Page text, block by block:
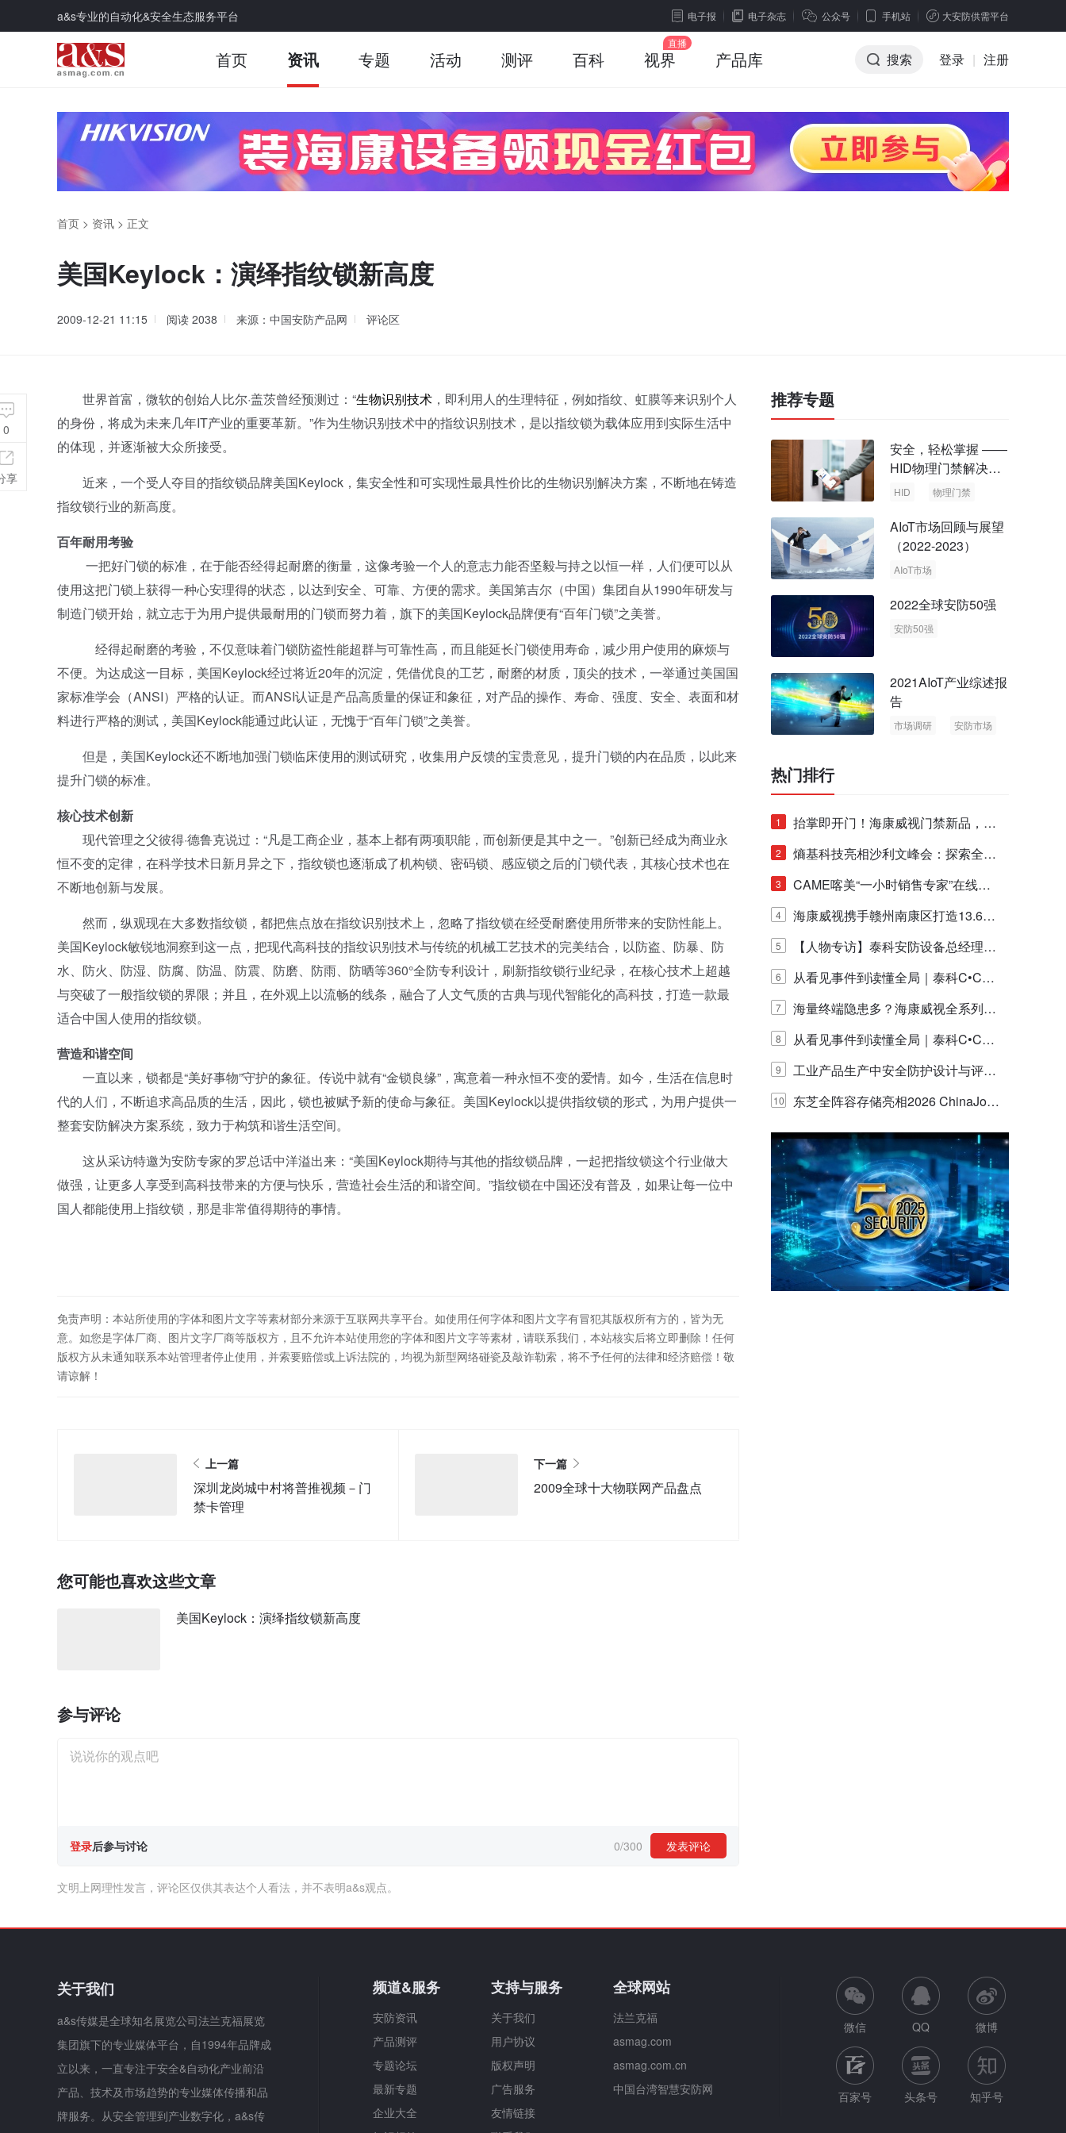
a&s专业的自动化&安全生态服务平台 电子报 电子杂志 公众号 手机站 大安防供需平台
首页 资讯 专题 活动 测评 百科 视界 产品库 搜索 登录 | 注册
首页 > 资讯 > 正文
美国Keylock：演绎指纹锁新高度
2009-12-21 11:15 阅读 2038 来源：中国安防产品网 评论区
世界首富，微软的创始人比尔·盖茨曾经预测过：“生物识别技术 ，即利用人的生理特征，例如指纹、虹膜等来识别个人
的身份，将成为未来几年IT产业的重要革新。”作为生物识别技术中的指纹识别技术，是以指纹锁为载体应用到实际生活中
的体现，并逐渐被大众所接受。
近来，一个受人夺目的指纹锁品牌美国Keylock，集安全性和可实现性最具性价比的生物识别解决方案，不断地在铸造
指纹锁行业的新高度。
百年耐用考验
一把好门锁的标准，在于能否经得起耐磨的衡量，这像考验一个人的意志力能否坚毅与持之以恒一样，人们便可以从
使用这把门锁上获得一种心安理得的状态，以达到安全、可靠、方便的需求。美国第吉尔（中国）集团自从1990年研发与
制造门锁开始，就立志于为用户提供最耐用的门锁而努力着，旗下的美国Keylock品牌便有“百年门锁”之美誉。
经得起耐磨的考验，不仅意味着门锁防盗性能超群与可靠性高，而且能延长门锁使用寿命，减少用户使用的麻烦与
不便。为达成这一目标，美国Keylock经过将近20年的沉淀，凭借优良的工艺，耐磨的材质，顶尖的技术，一举通过美国国
家标准学会（ANSI）严格的认证。而ANSI认证是产品高质量的保证和象征，对产品的操作、寿命、强度、安全、表面和材
料进行严格的测试，美国Keylock能通过此认证，无愧于“百年门锁”之美誉。
但是，美国Keylock还不断地加强门锁临床使用的测试研究，收集用户反馈的宝贵意见，提升门锁的内在品质，以此来
提升门锁的标准。
核心技术创新
现代管理之父彼得·德鲁克说过：“凡是工商企业，基本上都有两项职能，而创新便是其中之一。”创新已经成为商业永
恒不变的定律，在科学技术日新月异之下，指纹锁也逐渐成了机构锁、密码锁、感应锁之后的门锁代表，其核心技术也在
不断地创新与发展。
然而，纵观现在大多数指纹锁，都把焦点放在指纹识别技术上，忽略了指纹锁在经受耐磨使用所带来的安防性能上。
美国Keylock敏锐地洞察到这一点，把现代高科技的指纹识别技术与传统的机械工艺技术的完美结合，以防盗、防暴、防
水、防火、防湿、防腐、防温、防震、防磨、防雨、防晒等360°全防专利设计，刷新指纹锁行业纪录，在核心技术上超越
与突破了一般指纹锁的界限；并且，在外观上以流畅的线条，融合了人文气质的古典与现代智能化的高科技，打造一款最
适合中国人使用的指纹锁。
营造和谐空间
一直以来，锁都是“美好事物”守护的象征。传说中就有“金锁良缘”，寓意着一种永恒不变的爱情。如今，生活在信息时
代的人们，不断追求高品质的生活，因此，锁也被赋予新的使命与象征。美国Keylock以提供指纹锁的形式，为用户提供一
整套安防解决方案系统，致力于构筑和谐生活空间。
这从采访特邀为安防专家的罗总话中洋溢出来：“美国Keylock期待与其他的指纹锁品牌，一起把指纹锁这个行业做大
做强，让更多人享受到高科技带来的方便与快乐，营造社会生活的和谐空间。”指纹锁在中国还没有普及，如果让每一位中
国人都能使用上指纹锁，那是非常值得期待的事情。
免责声明：本站所使用的字体和图片文字等素材部分来源于互联网共享平台。如使用任何字体和图片文字有冒犯其版权所有方的，皆为无
意。如您是字体厂商、图片文字厂商等版权方，且不允许本站使用您的字体和图片文字等素材，请联系我们，本站核实后将立即删除！任何
版权方从未通知联系本站管理者停止使用，并索要赔偿或上诉法院的，均视为新型网络碰瓷及敲诈勒索，将不予任何的法律和经济赔偿！敬
请谅解！
上一篇
深圳龙岗城中村将普推视频－门
禁卡管理
下一篇
2009全球十大物联网产品盘点
您可能也喜欢这些文章
美国Keylock：演绎指纹锁新高度
参与评论
登录后参与讨论 0/300 发表评论
文明上网理性发言，评论区仅供其表达个人看法，并不表明a&s观点。
0
享
推荐专题
安全，轻松掌握 ——
HID物理门禁解决方
案，启动智慧安全新
HID 物理门禁
AIoT市场回顾与展望
（2022-2023）
AIoT市场
2022全球安防50强
安防50强
2021AIoT产业综述报
告
市场调研
安防市场
热门排行
1
抬掌即开门！海康威视门禁新品，不
止认人脸，更认"掌"中静脉！
2
熵基科技亮相沙利文峰会：探索全栈
脑机技术商业化生态新路径
3
CAME喀美“一小时销售专家”在线赋
能培训正式启动！
4
海康威视携手赣州南康区打造13.6公
里绿波网
5
【人物专访】泰科安防设备总经理张
宁解码安防出海新范式
6
从看见事件到读懂全局｜泰科C•CUR
E IQ 3.20开启安防运营智能新时代
7
海量终端隐患多？海康威视全系列物
联安全产品，四层守护更放心！
8
从看见事件到读懂全局｜泰科C•CUR
E IQ 3.20开启安防运营智能新时代
9
工业产品生产中安全防护设计与评估
的实践与探讨
10
东芝全阵容存储亮相2026 ChinaJo
y，以海量数据底座赋能“与AI同游”新
体验
关于我们
a&s传媒是全球知名展览公司法兰克福展览
集团旗下的专业媒体平台，自1994年品牌成
立以来，一直专注于安全&自动化产业前沿
产品、技术及市场趋势的专业媒体传播和品
牌服务。从安全管理到产业数字化，a&s传
频道&服务
安防资讯
产品测评
专题论坛
最新专题
企业大全
支持与服务
关于我们
用户协议
版权声明
广告服务
友情链接
全球网站
法兰克福
asmag.com
asmag.com.cn
中国台湾智慧安防网
微信 QQ 微博
百家号 头条号 知乎号